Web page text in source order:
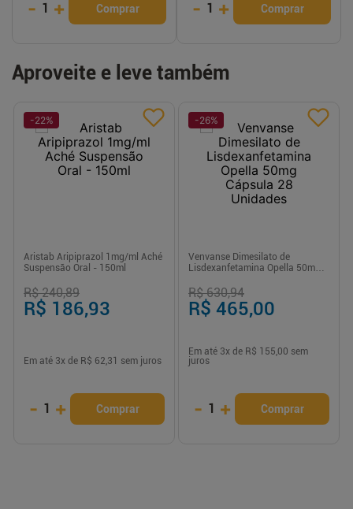
- 1 + Comprar - 1 + Comprar
Aproveite e leve também
-22%
Aristab Aripiprazol 1mg/ml Aché
Suspensão Oral - 150ml
R$ 240,89
R$ 186,93
Em até 3x de R$ 62,31 sem juros
- 1 + Comprar
-26%
Venvanse Dimesilato de
Lisdexanfetamina Opella 50mg
R$ 630,94
R$ 465,00
Em até 3x de R$ 155,00 sem
juros
- 1 + Comprar